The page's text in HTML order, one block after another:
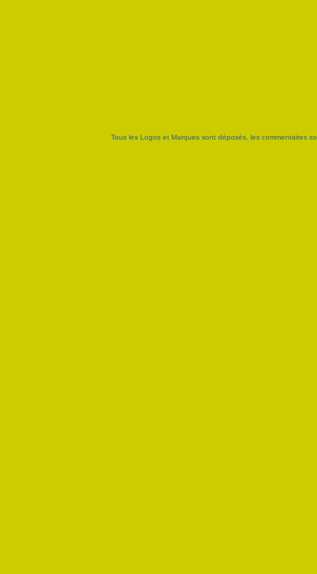
Tous les Logos et Marques sont déposés, les commentaires